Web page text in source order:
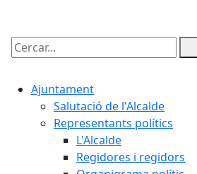
Cercar:
Ajuntament
Salutació de l'Alcalde
Representants polítics
L'Alcalde
Regidores i regidors